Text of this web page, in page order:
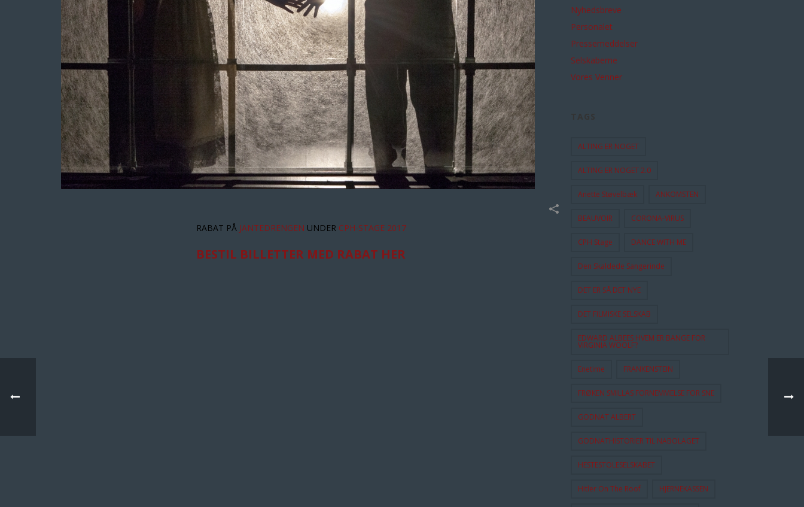
RABAT PÅ JANTEDRENGEN UNDER CPH-STAGE 2017
BESTIL BILLETTER MED RABAT HER
Nyhedsbreve
Personalet
Pressemeddelser
Selskaberne
Vores Venner
ALTING ER NOGET
ALTING ER NOGET 2.0
Anette Støvelbæk ANKOMSTEN
BEAUVOIR CORONA-VIRUS
CPH Stage DANCE WITH ME
Den Skaldede Sangerinde
DET ER SÅ DET NYE
DET FILMISKE SELSKAB
EDWARD ALBEES HVEM ER BANGE FOR
VIRGINIA WOOLF?
Enetime FRANKENSTEIN
FRØKEN SMILLAS FORNEMMELSE FOR SNE
GODNAT ALBERT
GODNATHISTORIER TIL NABOLAGET
HESTESTOLESELSKABET
Hitler On The Roof HJERNEKASSEN